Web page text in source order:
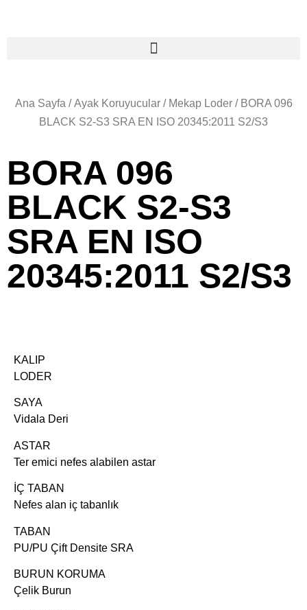
Ana Sayfa /Ayak Koruyucular/ Mekap Loder/ BORA 096
BLACK S2-S3 SRA EN ISO 20345:2011 S2/S3
BORA 096
BLACK S2-S3
SRA EN ISO
20345:2011 S2/S3
KALIP
LODER
SAYA
Vidala Deri
ASTAR
Ter emici nefes alabilen astar
İÇ TABAN
Nefes alan iç tabanlık
TABAN
PU/PU Çift Densite SRA
BURUN KORUMA
Çelik Burun